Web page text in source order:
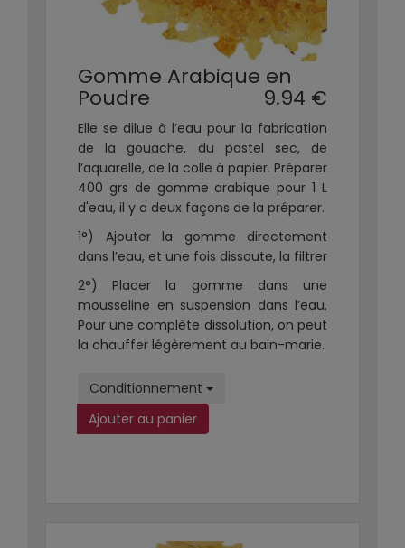
Gomme Arabique en
Poudre 9.94 €
Elle se dilue à l’eau pour la fabrication
de la gouache, du pastel sec, de
l’aquarelle, de la colle à papier. Préparer
400 grs de gomme arabique pour 1 L
d'eau, il y a deux façons de la préparer.
1°) Ajouter la gomme directement
dans l’eau, et une fois dissoute, la filtrer
2°) Placer la gomme dans une
mousseline en suspension dans l’eau.
Pour une complète dissolution, on peut
la chauffer légèrement au bain-marie.
Conditionnement
Ajouter au panier